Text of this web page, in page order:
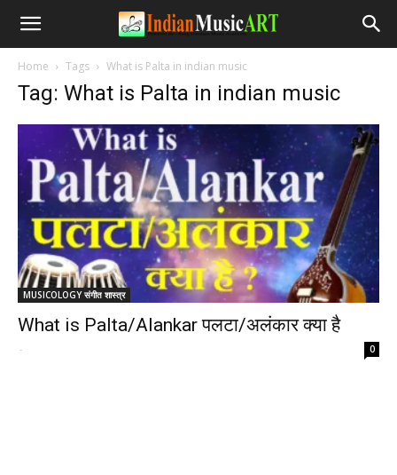
Home Tags What is Palta in indian music
Tag: What is Palta in indian music
MUSICOLOGY संगीत शास्त्र
What is Palta/Alankar पलटा/अलंकार क्या है
- 0